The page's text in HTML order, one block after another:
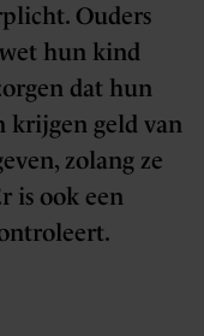
Ouders
hun kind
dat hun
krijgen geld van
zolang ze
is ook een